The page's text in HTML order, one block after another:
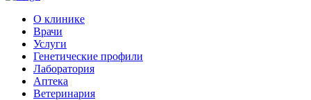
О клинике
Врачи
Услуги
Генетические профили
Лаборатория
Аптека
Ветеринария